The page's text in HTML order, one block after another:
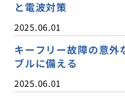
と電波対策
2025.06.01
キーフリー故障の意外
ブルに備える
2025.06.01